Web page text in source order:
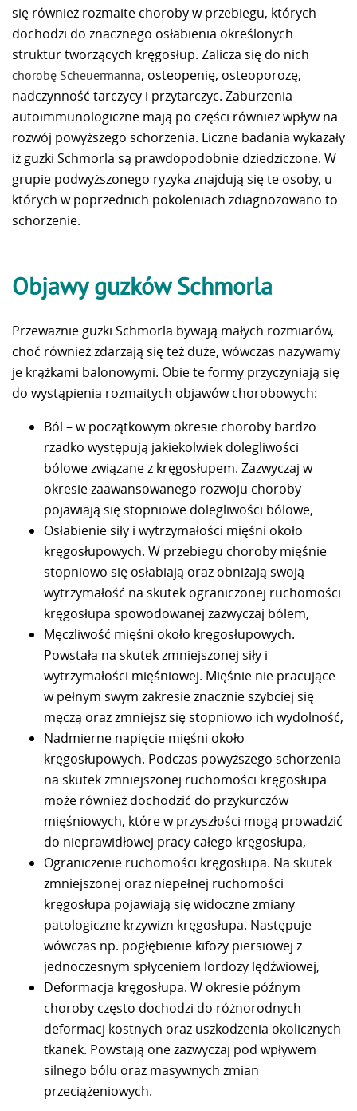
się również rozmaite choroby w przebiegu, których
dochodzi do znacznego osłabienia określonych
struktur tworzących kręgosłup. Zalicza się do nich
chorobę Scheuermanna, osteopenię, osteoporozę,
nadczynność tarczycy i przytarczyc. Zaburzenia
autoimmunologiczne mają po części również wpływ na
rozwój powyższego schorzenia. Liczne badania wykazały
iż guzki Schmorla są prawdopodobnie dziedziczone. W
grupie podwyższonego ryzyka znajdują się te osoby, u
których w poprzednich pokoleniach zdiagnozowano to
schorzenie.
Objawy guzków Schmorla
Przeważnie guzki Schmorla bywają małych rozmiarów,
choć również zdarzają się też duże, wówczas nazywamy
je krążkami balonowymi. Obie te formy przyczyniają się
do wystąpienia rozmaitych objawów chorobowych:
Ból – w początkowym okresie choroby bardzo
rzadko występują jakiekolwiek dolegliwości
bólowe związane z kręgosłupem. Zazwyczaj w
okresie zaawansowanego rozwoju choroby
pojawiają się stopniowe dolegliwości bólowe,
Osłabienie siły i wytrzymałości mięśni około
kręgosłupowych. W przebiegu choroby mięśnie
stopniowo się osłabiają oraz obniżają swoją
wytrzymałość na skutek ograniczonej ruchomości
kręgosłupa spowodowanej zazwyczaj bólem,
Męczliwość mięśni około kręgosłupowych.
Powstała na skutek zmniejszonej siły i
wytrzymałości mięśniowej. Mięśnie nie pracujące
w pełnym swym zakresie znacznie szybciej się
męczą oraz zmniejsz się stopniowo ich wydolność,
Nadmierne napięcie mięśni około
kręgosłupowych. Podczas powyższego schorzenia
na skutek zmniejszonej ruchomości kręgosłupa
może również dochodzić do przykurczów
mięśniowych, które w przyszłości mogą prowadzić
do nieprawidłowej pracy całego kręgosłupa,
Ograniczenie ruchomości kręgosłupa. Na skutek
zmniejszonej oraz niepełnej ruchomości
kręgosłupa pojawiają się widoczne zmiany
patologiczne krzywizn kręgosłupa. Następuje
wówczas np. pogłębienie kifozy piersiowej z
jednoczesnym spłyceniem lordozy lędźwiowej,
Deformacja kręgosłupa. W okresie późnym
choroby często dochodzi do różnorodnych
deformacj kostnych oraz uszkodzenia okolicznych
tkanek. Powstają one zazwyczaj pod wpływem
silnego bólu oraz masywnych zmian
przeciążeniowych.